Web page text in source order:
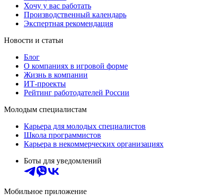
Хочу у вас работать
Производственный календарь
Экспертная рекомендация
Новости и статьи
Блог
О компаниях в игровой форме
Жизнь в компании
ИТ-проекты
Рейтинг работодателей России
Молодым специалистам
Карьера для молодых специалистов
Школа программистов
Карьера в некоммерческих организациях
Боты для уведомлений
Мобильное приложение